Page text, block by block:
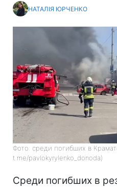
НАТАЛІЯ ЮРЧЕНКО
Фото: среди погибших в
t.me/pavlokyrylenko_donoda)
Среди погибших в